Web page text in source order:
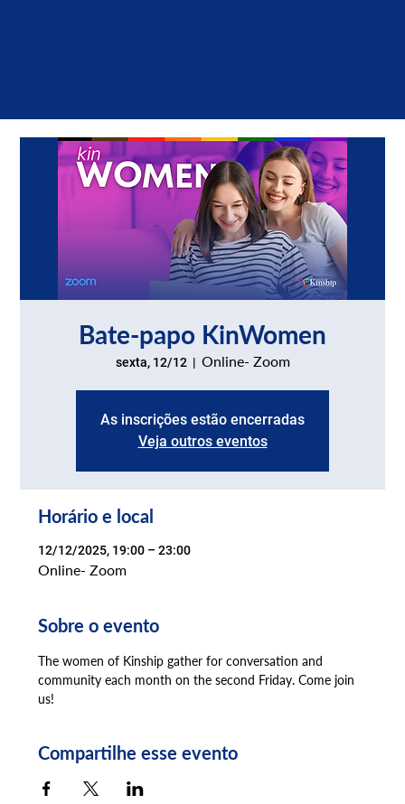
Bate-papo KinWomen
sexta, 12/12
  |
Online- Zoom
As inscrições estão encerradas
Veja outros eventos
Horário e local
12/12/2025, 19:00 – 23:00
Online- Zoom
Sobre o evento
The women of Kinship gather for conversation and
community each month on the second Friday. Come join
us!
Compartilhe esse evento